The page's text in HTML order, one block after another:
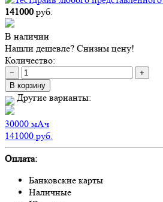
141000 руб.
В наличии
Нашли дешевле? Снизим цену!
Количество:
−
+
В корзину
Другие варианты:
30000 мАч
141000 руб.
Оплата:
Банковские карты
Наличные